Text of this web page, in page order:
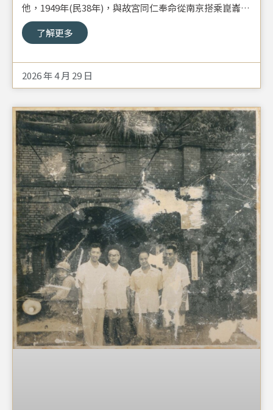
他，1949年(民38年)，與故宮同仁奉命從南京搭乘崑崙
艦，押運第三批國寶來臺：「當時為了搬運文物上船，船
員都被迫丟棄個人行囊，只留下一件手縫的布衫與兩枚銀
1988年(民77)，索公（後輩尊稱索公）終能返鄉探親，卻
與母親天人永隔，老家親人也多失散。來臺灣之前，他原
相依為命，在離開家鄉前往臺灣，拜別母親之時，母親給
他一件保暖的藍色背心，以及一些袁大頭、孫大頭硬幣傍
身零用。
了解更多
2026 年 4 月 29 日